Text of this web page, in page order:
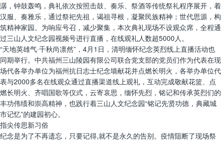
潺，钟鼓轰鸣，典礼依次按照击鼓、奏乐、祭酒等传统祭礼程序展开，着
汉服、奏雅乐，通过祭祀先祖，谒祖寻根，凝聚民族精神；世代思源，构
筑精神家园。为响应号召，减少聚集，本次典礼现场不设观众席，全程通
过三山人文纪念园视频号进行直播，在线观礼人数超5000人。
“天地英雄气·千秋尚凛然”，4月1日，清明缅怀纪念英烈线上直播活动也
同期举行。中共福州三山陵园有限公司联合党支部的党员们作为代表在现
场代各举办单位为福州抗日志士纪念墙献花并点燃长明火，各举办单位代
表与2000多名在线观众通过直播渠道线上观礼，互动完成敬献花篮、点
燃长明火、齐唱国歌等仪式，云寄哀思，缅怀先烈，铭记和传承英烈们的
丰功伟绩和崇高精神，也践行着三山人文纪念园“铭记先贤功德，典藏城
市记忆”的建园初心。
指尖传思新习俗
纪念是为了不再遗忘，只要记得,就不是永久的告别。疫情阻断了现场祭